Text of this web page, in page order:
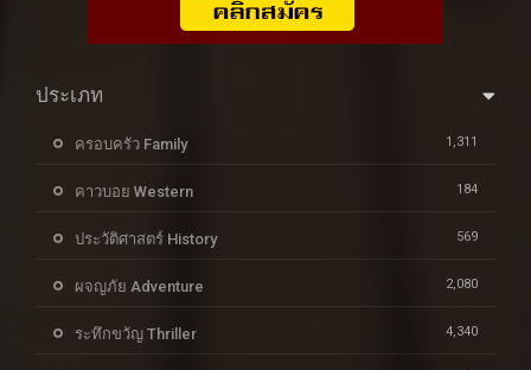
ประเภท
ครอบครัว Family 1,311
คาวบอย Western 184
ประวัติศาสตร์ History 569
ผจญภัย Adventure 2,080
ระทึกขวัญ Thriller 4,340